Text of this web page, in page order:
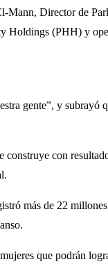
Mann, Director de
Holdings (PHH) y
gente”, y subrayó
con
más de 22
que podrán